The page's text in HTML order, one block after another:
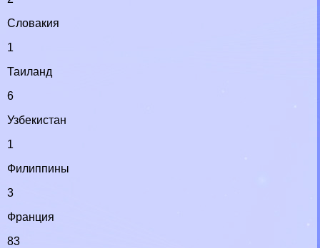
Словакия
1
Таиланд
6
Узбекистан
1
Филиппины
3
Франция
83